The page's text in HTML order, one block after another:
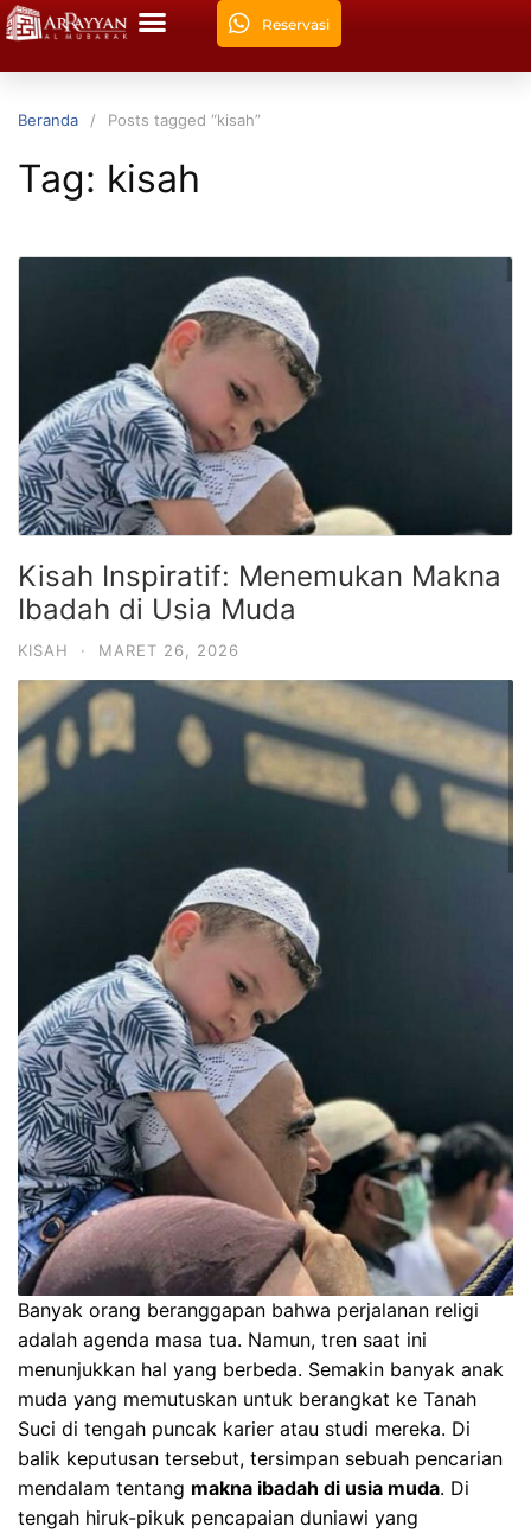
Reservasi
Beranda Posts tagged “kisah”
Tag: kisah
Kisah Inspiratif: Menemukan Makna
Ibadah di Usia Muda
KISAH · MARET 26, 2026
Banyak orang beranggapan bahwa perjalanan religi
adalah agenda masa tua. Namun, tren saat ini
menunjukkan hal yang berbeda. Semakin banyak anak
muda yang memutuskan untuk berangkat ke Tanah
Suci di tengah puncak karier atau studi mereka. Di
balik keputusan tersebut, tersimpan sebuah pencarian
mendalam tentang makna ibadah di usia muda. Di
tengah hiruk-pikuk pencapaian duniawi yang